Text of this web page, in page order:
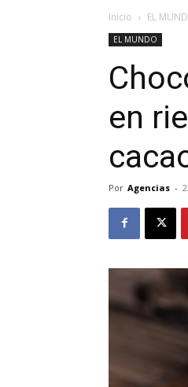
Inicio EL
EL MUNDO
en
Por Agencias -